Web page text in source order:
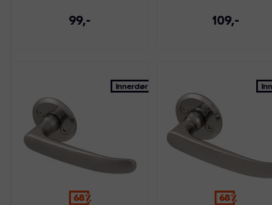
99,-
Legg i handlekurven
109,-
Legg i handlekurven
68
Innerdør
68